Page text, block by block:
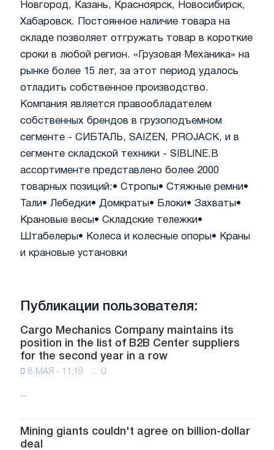
Новгород, Казань, Красноярск, Новосибирск,
Хабаровск. Постоянное наличие товара на
складе позволяет отгружать товар в короткие
сроки в любой регион. «Грузовая Механика» на
рынке более 15 лет, за этот период удалось
отладить собственное производство.
Компания является правообладателем
собственных брендов в грузоподъемном
сегменте - СИБТАЛЬ, SAIZEN, PROJACK, и в
сегменте складской техники - SIBLINE. В
ассортименте представлено более 2000
товарных позиций:• Стропы• Стяжные ремни•
Тали• Лебедки• Домкраты• Блоки• Захваты•
Крановые весы• Складские тележки•
Штабелеры• Колеса и колесные опоры• Краны
и крановые установки
Публикации пользователя:
Cargo Mechanics Company maintains its
position in the list of B2B Center suppliers
for the second year in a row
8 МАЯ - 11:19 0
...
Mining giants couldn't agree on billion-dollar
deal